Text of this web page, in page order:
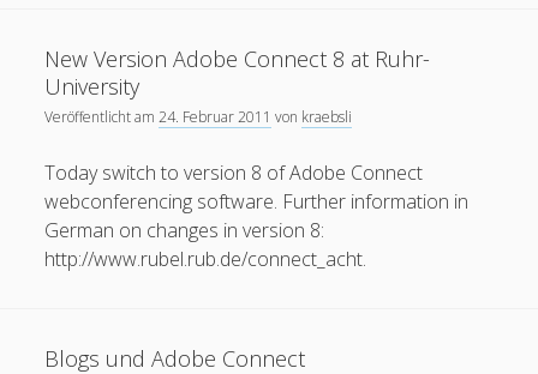
New Version Adobe Connect 8 at Ruhr-
University
Veröffentlicht am24. Februar 2011 von kraebsli
Today switch to version 8 of Adobe Connect
webconferencing software. Further information in
German on changes in version 8:
http://www.rubel.rub.de/connect_acht.
Blogs und Adobe Connect